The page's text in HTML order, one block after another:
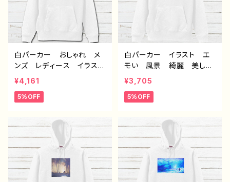
白パーカー おしゃれ メ
ンズ レディース イラス
ト 風景 綺麗 景色 美
しい エモい かっこい
い おすすめ 個性的 人
エイター 絵師 オリジナ
ル デザイン グッズ タイ
トル：水没の九龍城砦 作：
J.タネダ F-5
¥4,161
5%OFF
白パーカー イラスト エ
モい 風景 綺麗 美し
い 景色 おしゃれ 可愛
い女の子 メンズ レディ
ース おすすめ 個性的
クリエイター 絵師 オリ
ジナル デザイン グッ
ズ 片面印刷 タイトル：海
に還る 作：アナ F-5
¥3,705
5%OFF